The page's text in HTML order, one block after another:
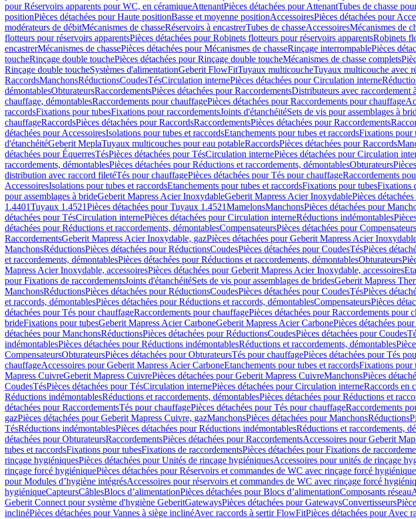
pour Réservoirs apparents pour WC, en céramiqueAttenantPièces détachées pour AttenantTubes de chasse
positionPièces détachées pour Haute positionBasse et moyenne positionAccessoiresPièces détachées pour
modérateurs de débitMécanismes de chasseRéservoirs à encastrerTubes de chasseAccessoiresMécanismes de
flotteurs pour réservoirs apparentsPièces détachées pour Robinets flotteurs pour réservoirs apparentsRobinets
encastrerMécanismes de chassePièces détachées pour Mécanismes de chasseRinçage interrompablePièces
toucheRinçage double touchePièces détachées pour Rinçage double toucheMécanismes de chasse complets
Rinçage double toucheSystèmes d'alimentationGeberit FlowFitTuyaux multicoucheTuyaux multicouche avec
RaccordsManchonsRéductionsCoudesTésCirculation internePièces détachées pour Circulation interne
démontablesObturateursRaccordementsPièces détachées pour RaccordementsDistributeurs avec raccordement
chauffage, démontablesRaccordements pour chauffagePièces détachées pour Raccordements pour chauffage
raccordsFixations pour tubesFixations pour raccordementsJoints d'étanchéitéSets de vis pour assemblages à
chauffageRaccordsPièces détachées pour RaccordsRaccordementsPièces détachées pour Raccordements
détachées pour AccessoiresIsolations pour tubes et raccordsEtanchements pour tubes et raccordsFixations pour
d'étanchéitéGeberit MeplaTuyaux multicouches pour eau potableRaccordsPièces détachées pour Raccords
détachées pour ÉquerresTésPièces détachées pour TésCirculation internePièces détachées pour Circulation
raccordements, démontablesPièces détachées pour Réductions et raccordements, démontablesObturateurs
distribution avec raccord filetéTés pour chauffagePièces détachées pour Tés pour chauffageRaccordements
AccessoiresIsolations pour tubes et raccordsEtanchements pour tubes et raccordsFixations pour tubesFixations
pour assemblages à brideGeberit Mapress Acier InoxydableGeberit Mapress Acier InoxydablePièces
1.4401Tuyaux 1.4521Pièces détachées pour Tuyaux 1.4521MamelonsManchonsPièces détachées pour
détachées pour TésCirculation internePièces détachées pour Circulation interneRéductions indémontables
détachées pour Réductions et raccordements, démontablesCompensateursPièces détachées pour Compensateurs
RaccordementsGeberit Mapress Acier Inoxydable, gazPièces détachées pour Geberit Mapress Acier
ManchonsRéductionsPièces détachées pour RéductionsCoudesPièces détachées pour CoudesTésPièces
et raccordements, démontablesPièces détachées pour Réductions et raccordements, démontablesObturateurs
Mapress Acier Inoxydable, accessoiresPièces détachées pour Geberit Mapress Acier Inoxydable, accessoires
pour Fixations de raccordementsJoints d'étanchéitéSets de vis pour assemblages de bridesGeberit Mapress
ManchonsRéductionsPièces détachées pour RéductionsCoudesPièces détachées pour CoudesTésPièces
et raccords, démontablesPièces détachées pour Réductions et raccords, démontablesCompensateursPièces
détachées pour Tés pour chauffageRaccordements pour chauffagePièces détachées pour Raccordements pour
brideFixations pour tubesGeberit Mapress Acier CarboneGeberit Mapress Acier CarbonePièces détachées
détachées pour ManchonsRéductionsPièces détachées pour RéductionsCoudesPièces détachées pour Coudes
indémontablesPièces détachées pour Réductions indémontablesRéductions et raccordements, démontables
CompensateursObturateursPièces détachées pour ObturateursTés pour chauffagePièces détachées pour Tés
chauffageAccessoires pour Geberit Mapress Acier CarboneEtanchements pour tubes et raccordsFixations pour
Mapress CuivreGeberit Mapress CuivrePièces détachées pour Geberit Mapress CuivreManchonsPièces
CoudesTésPièces détachées pour TésCirculation internePièces détachées pour Circulation interneRaccords en
Réductions indémontablesRéductions et raccordements, démontablesPièces détachées pour Réductions et
détachées pour RaccordementsTés pour chauffagePièces détachées pour Tés pour chauffageRaccordements
gazPièces détachées pour Geberit Mapress Cuivre, gazManchonsPièces détachées pour ManchonsRéductions
TésRéductions indémontablesPièces détachées pour Réductions indémontablesRéductions et raccordements,
détachées pour ObturateursRaccordementsPièces détachées pour RaccordementsAccessoires pour Geberit
tubes et raccordsFixations pour tubesFixations de raccordementsPièces détachées pour Fixations de
rinçage hygiéniquesPièces détachées pour Unités de rinçage hygiéniquesAccessoires pour unités de rinçage
rinçage forcé hygiéniquePièces détachées pour Réservoirs et commandes de WC avec rinçage forcé hygiénique
pour Modules d’hygiène intégrésAccessoires pour réservoirs et commandes de WC avec rinçage forcé
hygiéniqueCapteursCâblesBlocs d’alimentationPièces détachées pour Blocs d’alimentationComposants réseau
Geberit Connect pour système d'hygiène GeberitGatewaysPièces détachées pour GatewaysConvertisseurs
inclinéPièces détachées pour Vannes à siège inclinéAvec raccords à sertir FlowFitPièces détachées pour Avec